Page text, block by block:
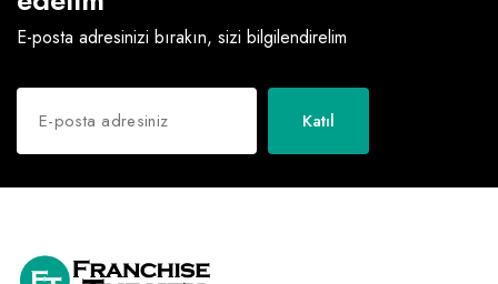
E-posta adresinizi bırakın, sizi bilgilendirelim
Katıl